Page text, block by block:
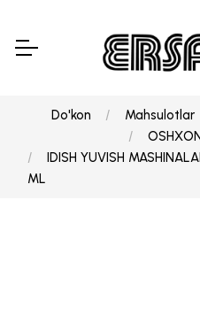
Do'kon Mahsulotlar
IDISH YUVISH
ML